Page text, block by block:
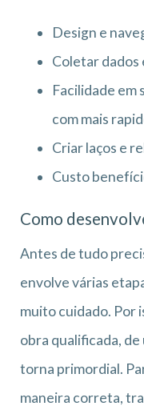
Design e
Coletar dados
Facilidade em
com mais
Criar laços e
Custo
Como
Antes de tudo
envolve várias
muito cuidado. Por
obra qualificada,
torna primordial.
maneira correta,